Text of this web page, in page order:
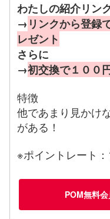
わたしの紹介リン
→ リンクから登録
レゼント
さらに
→初交換で１００
特徴
他であまり見かけ
がある！
※ポイントレート
POM無料会